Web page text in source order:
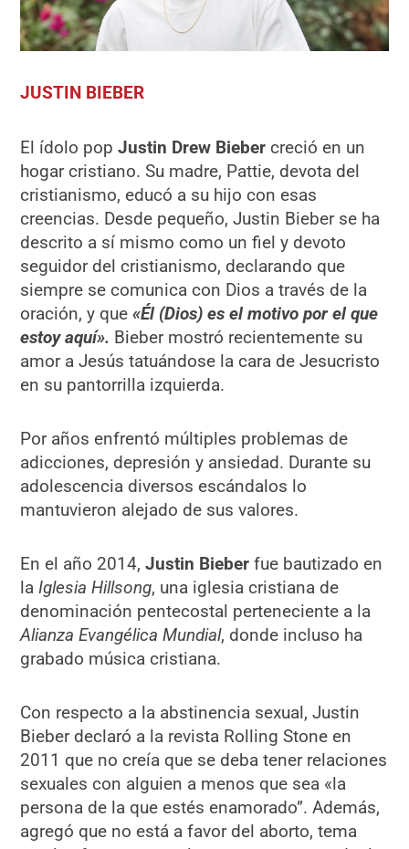
JUSTIN BIEBER
El ídolo popJustin Drew Bieber creció en un
hogar cristiano. Su madre, Pattie, devota del
cristianismo, educó a su hijo con esas
creencias. Desde pequeño, Justin Bieber se ha
descrito a sí mismo como un fiel y devoto
seguidor del cristianismo, declarando que
siempre se comunica con Dios a través de la
oración, y que«Él (Dios) es el motivo por el que
estoy aquí». Bieber mostró recientemente su
amor a Jesús tatuándose la cara de Jesucristo
en su pantorrilla izquierda.
Por años enfrentó múltiples problemas de
adicciones, depresión y ansiedad. Durante su
adolescencia diversos escándalos lo
mantuvieron alejado de sus valores.
En el año 2014,Justin Bieber fue bautizado en
laIglesia Hillsong, una iglesia cristiana de
denominación pentecostal perteneciente a la
Alianza Evangélica Mundial, donde incluso ha
grabado música cristiana.
Con respecto a la abstinencia sexual, Justin
Bieber declaró a la revista Rolling Stone en
2011 que no creía que se deba tener relaciones
sexuales con alguien a menos que sea «la
persona de la que estés enamorado”. Además,
agregó que no está a favor del aborto, tema